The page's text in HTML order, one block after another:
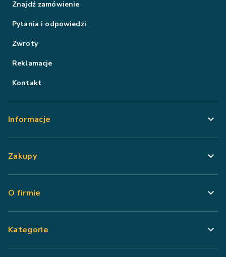
Znajdź zamówienie
Pytania i odpowiedzi
Zwroty
Reklamacje
Kontakt
Informacje
Zakupy
O firmie
Kategorie